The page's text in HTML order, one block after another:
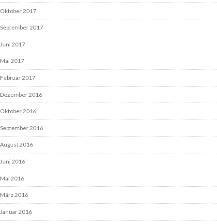
Oktober 2017
September 2017
Juni 2017
Mai 2017
Februar 2017
Dezember 2016
Oktober 2016
September 2016
August 2016
Juni 2016
Mai 2016
März 2016
Januar 2016